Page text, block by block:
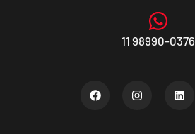
11 98990-0376